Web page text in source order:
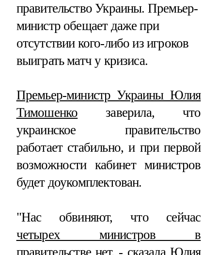
правительство Украины. Премьер-
министр обещает даже при
отсутствии кого-либо из игроков
выиграть матч у кризиса.
Премьер-министр Украины Юлия
Тимошенко заверила, что
украинское правительство
работает стабильно, и при первой
возможности кабинет министров
будет доукомплектован.
"Нас обвиняют, что сейчас
четырех министров в
правительстве нет, - сказала Юлия